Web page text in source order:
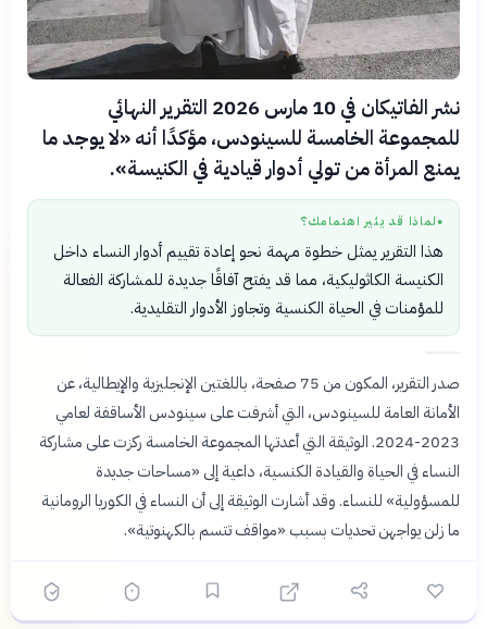
نشر الفاتيكان في 10 مارس 2026 التقرير النهائي
للمجموعة الخامسة للسينودس، مؤكدًا أنه «لا يوجد ما
يمنع المرأة من تولي أدوار قيادية في الكنيسة».
● لماذا قد يثير اهتمامك؟
هذا التقرير يمثل خطوة مهمة نحو إعادة تقييم أدوار النساء داخل
الكنيسة الكاثوليكية، مما قد يفتح آفاقًا جديدة للمشاركة الفعالة
للمؤمنات في الحياة الكنسية وتجاوز الأدوار التقليدية.
صدر التقرير، المكون من 75 صفحة، باللغتين الإنجليزية والإيطالية، عن
الأمانة العامة للسينودس، التي أشرفت على سينودس الأساقفة لعامي
2023-2024. الوثيقة التي أعدتها المجموعة الخامسة ركزت على مشاركة
النساء في الحياة والقيادة الكنسية، داعية إلى «مساحات جديدة
للمسؤولية» للنساء. وقد أشارت الوثيقة إلى أن النساء في الكوريا الرومانية
ما زلن يواجهن تحديات بسبب «مواقف تتسم بالكهنوتية».